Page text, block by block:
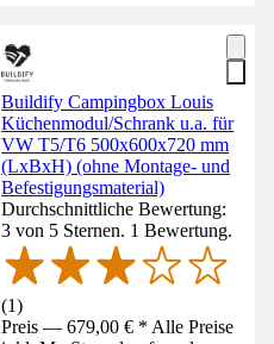
Buildify Campingbox Louis
Küchenmodul/Schrank u.a. für
VW T5/T6 500x600x720 mm
(LxBxH) (ohne Montage- und
Befestigungsmaterial)
Durchschnittliche Bewertung:
3 von 5 Sternen. 1 Bewertung.
(1)
Preis — 679,00 € * Alle Preise